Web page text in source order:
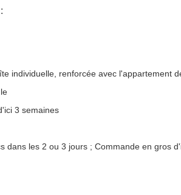
individuelle, renforcée avec l'appartement
3 semaines
dans les 2 ou 3 jours ; Commande en gros